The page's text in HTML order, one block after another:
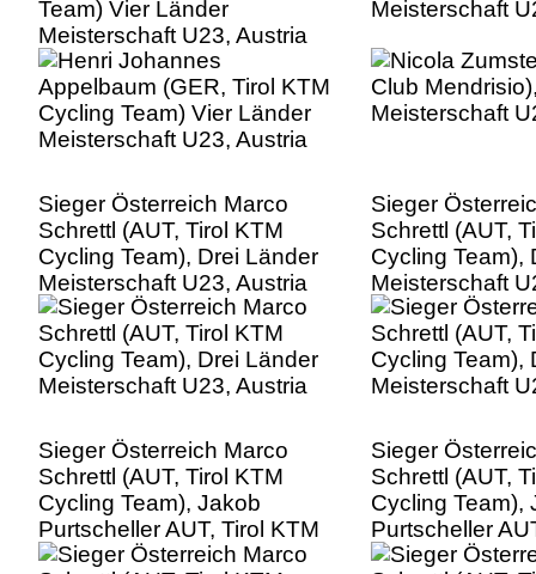
Team) Vier Länder
Meisterschaft U23, Austria
Meisterschaft
Sieger Österreich Marco
Schrettl (AUT, Tirol KTM
Cycling Team), Drei Länder
Meisterschaft U23, Austria
Sieger
Schrettl (AUT,
Cycling Team),
Meisterschaft
Sieger Österreich Marco
Schrettl (AUT, Tirol KTM
Cycling Team), Jakob
Purtscheller AUT, Tirol KTM
Cycling Team), Drei Länder
Sieger
Schrettl (AUT,
Cycling Team),
Purtscheller
Cycling Team),